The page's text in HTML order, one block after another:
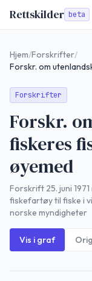
Rettskilder beta
Hjem/Forskrifter/
Forskrifter
Forskr.
fiskeres
øyemed
Forskrift 25. juni
fiskefartøy til fiske i
norske myndigheter
Vis i graf